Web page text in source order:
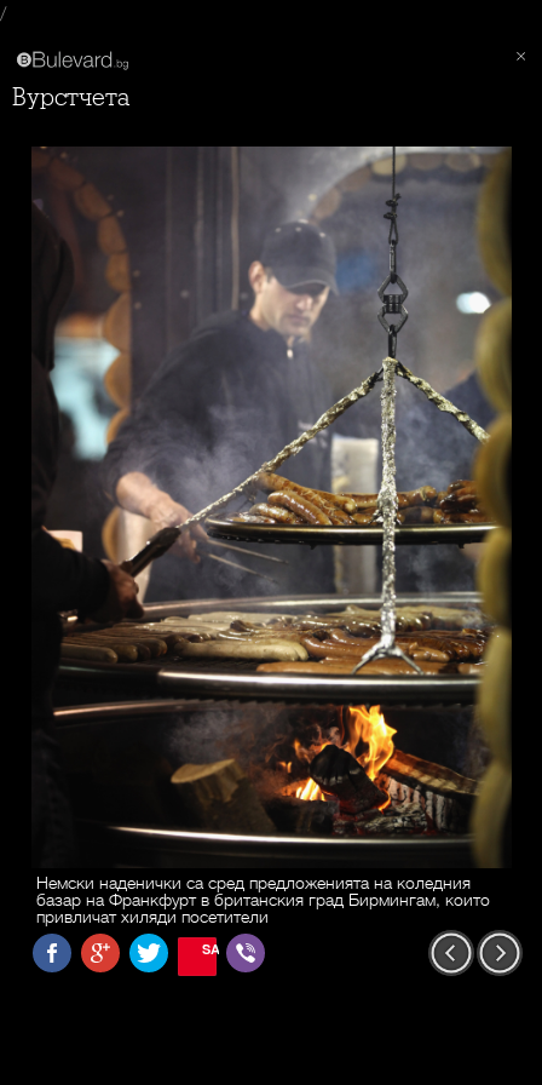
/
Вурстчета
Немски наденички са сред предложенията на коледния
базар на Франкфурт в британския град Бирмингам, които
привличат хиляди посетители
SAVE